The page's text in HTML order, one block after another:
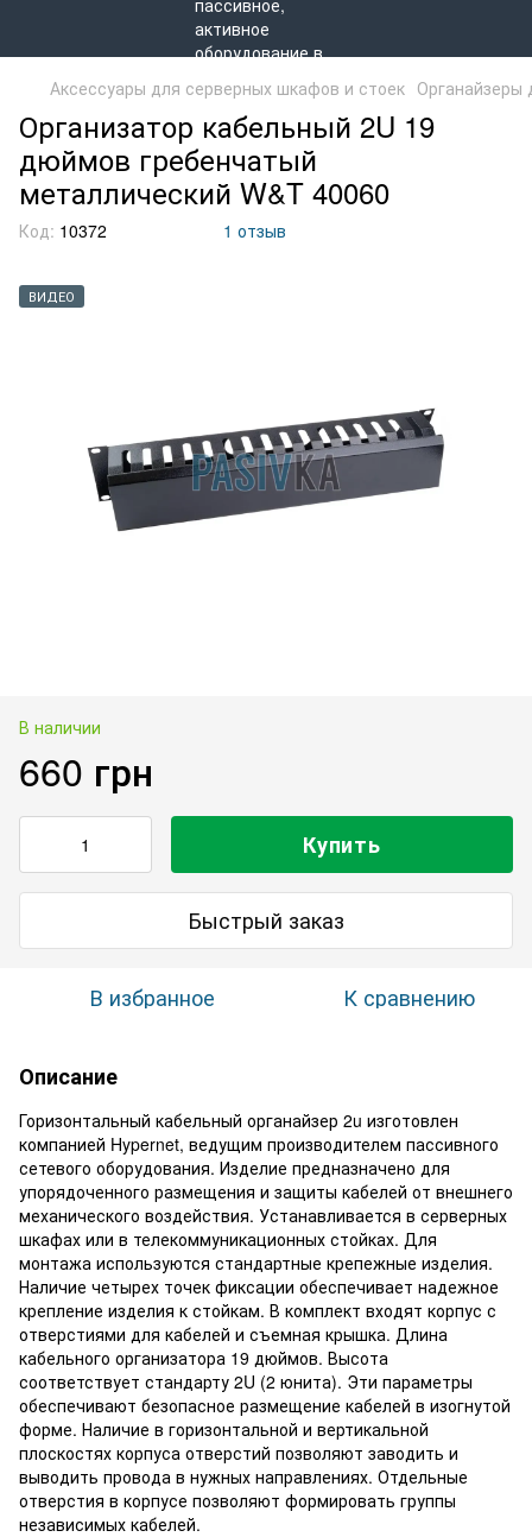
Аксессуары для серверных шкафов и стоек Органайзеры
Организатор кабельный 2U 19
дюймов гребенчатый
металлический W&T 40060
Код: 10372 1 отзыв
ВИДЕО
В наличии
660 грн
Купить
Быстрый заказ
В избранное К сравнению
Описание
Горизонтальный кабельный органайзер 2u изготовлен
компанией Hypernet, ведущим производителем пассивного
сетевого оборудования. Изделие предназначено для
упорядоченного размещения и защиты кабелей от внешнего
механического воздействия. Устанавливается в серверных
шкафах или в телекоммуникационных стойках. Для
монтажа используются стандартные крепежные изделия.
Наличие четырех точек фиксации обеспечивает надежное
крепление изделия к стойкам. В комплект входят корпус с
отверстиями для кабелей и съемная крышка. Длина
кабельного организатора 19 дюймов. Высота
соответствует стандарту 2U (2 юнита). Эти параметры
обеспечивают безопасное размещение кабелей в изогнутой
форме. Наличие в горизонтальной и вертикальной
плоскостях корпуса отверстий позволяют заводить и
выводить провода в нужных направлениях. Отдельные
отверстия в корпусе позволяют формировать группы
независимых кабелей.